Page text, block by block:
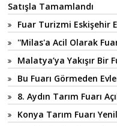
Satışla Tamamlandı
Fuar Turizmi Eskişehir
''Milas'a Acil Olarak
Malatya’ya Yakışır Bir
Bu Fuarı Görmeden
8. Aydın Tarım Fuarı
Konya Tarım Fuarı